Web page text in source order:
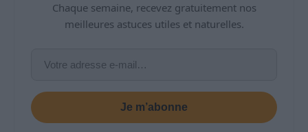
Chaque semaine, recevez gratuitement nos
meilleures astuces utiles et naturelles.
Je m’abonne